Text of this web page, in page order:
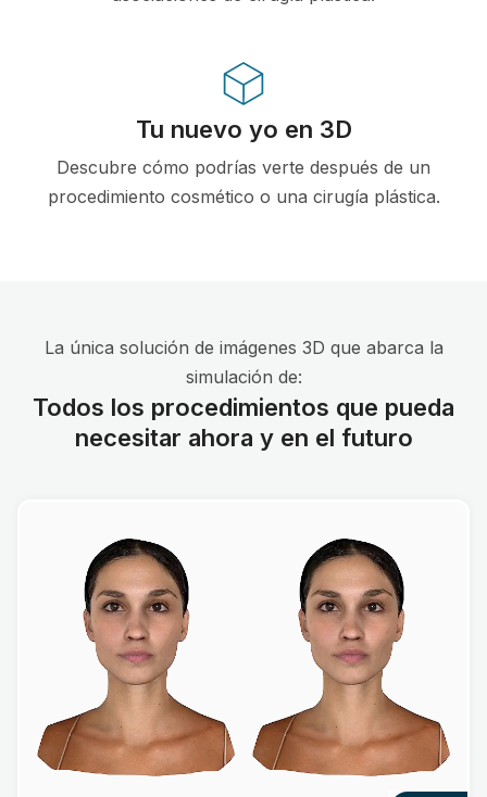
Tu nuevo yo en 3D
Descubre cómo podrías verte después de un
procedimiento cosmético o una cirugía plástica.
La única solución de imágenes 3D que abarca la
simulación de:
Todos los procedimientos que pueda
necesitar ahora y en el futuro